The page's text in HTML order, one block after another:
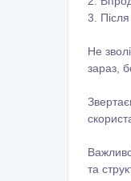
3.
Не
зараз,
та